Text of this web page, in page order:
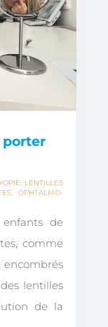
porter
, LENTILLES
,OPHTALMO-
de
comme
encombrés
lentilles
de la